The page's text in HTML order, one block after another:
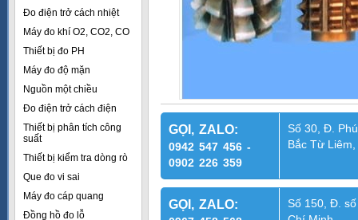
Đo điện trở cách nhiệt
Máy đo khí O2, CO2, CO
Thiết bị đo PH
Máy đo độ mặn
Nguồn một chiều
Đo điện trở cách điện
Thiết bị phân tích công
suất
Thiết bị kiểm tra dòng rò
Que đo vi sai
Máy đo cáp quang
Đồng hồ đo lỗ
GỌI, ZALO:
0942 547 456 -
0902 226 359
Số 30, Đ.
Bắc Từ
GỌI, ZALO:
Số 150, Đ.